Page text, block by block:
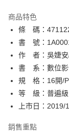
相關說明
【關於「AFTEE先
AFTEE先享後付是
便利好安心！
１．簡單：不需註
２．便利：只要手機
３．安心：先確認
【「AFTEE先享後付
１．於結帳方式選擇
２．訂單成立數日內
ATM付款
運送方式
全家取貨付款
每筆NT$80，滿
每筆NT$80，滿
商品特色
條 碼：
書 號：
作 者：吳婕安
書 系：數位影
規 格：16開/
等 級：普遍級
上市日：2019/
銷售重點